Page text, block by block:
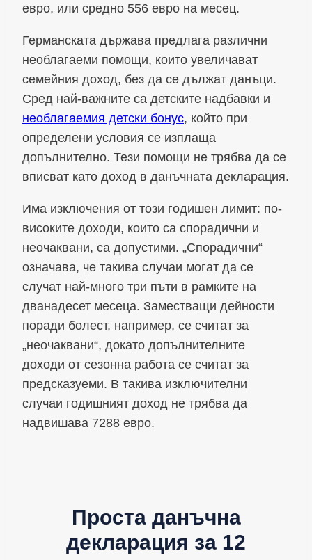
евро, или средно 556 евро на месец.
Германската държава предлага различни
необлагаеми помощи, които увеличават
семейния доход, без да се дължат данъци.
Сред най-важните са детските надбавки и
необлагаемия детски бонус, който при
определени условия се изплаща
допълнително. Тези помощи не трябва да се
вписват като доход в данъчната декларация.
Има изключения от този годишен лимит: по-
високите доходи, които са спорадични и
неочаквани, са допустими. „Спорадични“
означава, че такива случаи могат да се
случат най-много три пъти в рамките на
дванадесет месеца. Заместващи дейности
поради болест, например, се считат за
„неочаквани“, докато допълнителните
доходи от сезонна работа се считат за
предсказуеми. В такива изключителни
случаи годишният доход не трябва да
надвишава 7288 евро.
Проста данъчна
декларация за 12